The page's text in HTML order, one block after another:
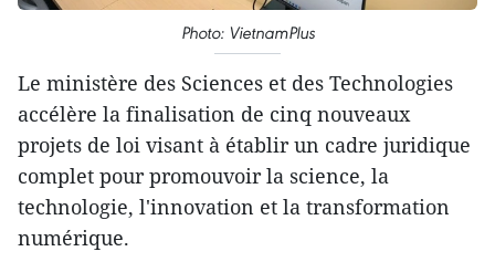
Photo: VietnamPlus
Le ministère des Sciences et des Technologies
accélère la finalisation de cinq nouveaux
projets de loi visant à établir un cadre juridique
complet pour promouvoir la science, la
technologie, l'innovation et la transformation
numérique.